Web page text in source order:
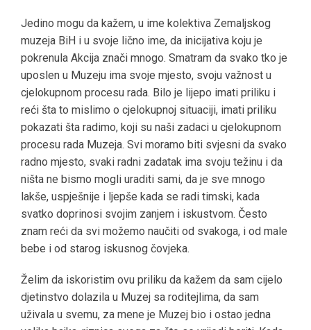
Jedino mogu da kažem, u ime kolektiva Zemaljskog
muzeja BiH i u svoje lično ime, da inicijativa koju je
pokrenula Akcija znači mnogo. Smatram da svako tko je
uposlen u Muzeju ima svoje mjesto, svoju važnost u
cjelokupnom procesu rada. Bilo je lijepo imati priliku i
reći šta to mislimo o cjelokupnoj situaciji, imati priliku
pokazati šta radimo, koji su naši zadaci u cjelokupnom
procesu rada Muzeja. Svi moramo biti svjesni da svako
radno mjesto, svaki radni zadatak ima svoju težinu i da
ništa ne bismo mogli uraditi sami, da je sve mnogo
lakše, uspješnije i ljepše kada se radi timski, kada
svatko doprinosi svojim zanjem i iskustvom. Često
znam reći da svi možemo naučiti od svakoga, i od male
bebe i od starog iskusnog čovjeka.
Želim da iskoristim ovu priliku da kažem da sam cijelo
djetinstvo dolazila u Muzej sa roditejlima, da sam
uživala u svemu, za mene je Muzej bio i ostao jedna